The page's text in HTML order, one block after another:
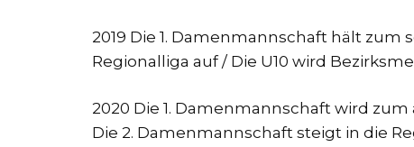
2019 Die 1. Damenmannschaft hält zum
Regionalliga auf / Die U10 wird
2020 Die 1. Damenmannschaft wird
Die 2. Damenmannschaft steigt in die